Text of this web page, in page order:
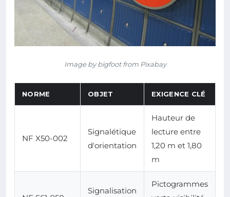
Image by bigfoot from Pixabay
NORME OBJET EXIGENCE CLÉ
NF X50-002
Signalétique
d'orientation
Hauteur de
lecture entre
1,20 m et 1,80
m
Signalisation
Pictogrammes